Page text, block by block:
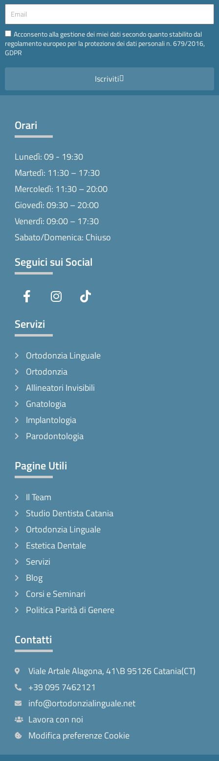
Email
Email
Acconsento alla gestione dei miei dati secondo quanto stabilito dal
regolamento europeo per la protezione dei dati personali n. 679/2016,
GDPR
Iscriviti
Orari
Lunedì: 09 - 19:30
Martedì: 11:30 – 17:30
Mercoledì: 11:30 – 20:00
Giovedì: 09:30 – 20:00
Venerdì: 09:00 – 17:30
Sabato/Domenica: Chiuso
Seguici sui Social
a
e
b
o
k
-
f
n
r
a
m
i
Servizi
Ortodonzia Linguale
Ortodonzia
Allineatori Invisibili
Gnatologia
Implantologia
Parodontologia
Pagine Utili
Il Team
Studio Dentista Catania
Ortodonzia Linguale
Estetica Dentale
Servizi
Blog
Corsi e Seminari
Politica Parità di Genere
Contatti
Viale Artale Alagona, 41\B 95126 Catania(CT)
+39 095 7462121
info@ortodonzialinguale.net
Lavora con noi
Modifica preferenze Cookie